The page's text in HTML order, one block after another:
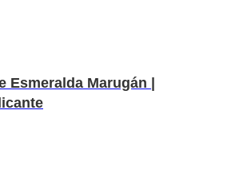
Esmeralda Marugán |